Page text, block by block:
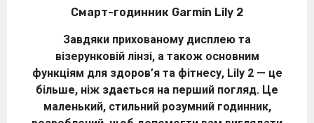
Смарт-годинник Garmin Lily 2
Завдяки прихованому дисплею та
візерунковій лінзі, а також основним
функціям для здоров’я та фітнесу, Lily 2 — це
більше, ніж здається на перший погляд. Це
маленький, стильний розумний годинник,